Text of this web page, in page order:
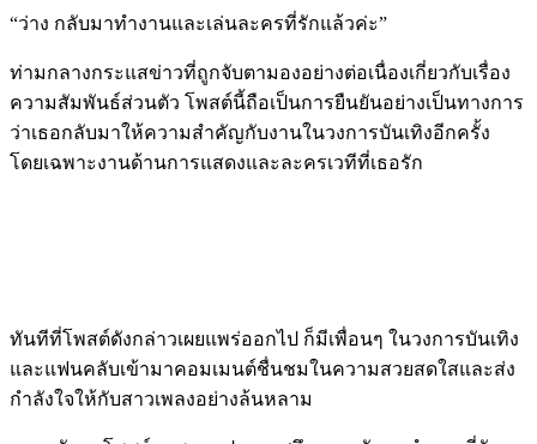
“ว่าง กลับมาทำงานและเล่นละครที่รักแล้วค่ะ”
ท่ามกลางกระแสข่าวที่ถูกจับตามองอย่างต่อเนื่องเกี่ยวกับเรื่อง
ความสัมพันธ์ส่วนตัว โพสต์นี้ถือเป็นการยืนยันอย่างเป็นทางการ
ว่าเธอกลับมาให้ความสำคัญกับงานในวงการบันเทิงอีกครั้ง
โดยเฉพาะงานด้านการแสดงและละครเวทีที่เธอรัก
ทันทีที่โพสต์ดังกล่าวเผยแพร่ออกไป ก็มีเพื่อนๆ ในวงการบันเทิง
และแฟนคลับเข้ามาคอมเมนต์ชื่นชมในความสวยสดใสและส่ง
กำลังใจให้กับสาวเพลงอย่างล้นหลาม